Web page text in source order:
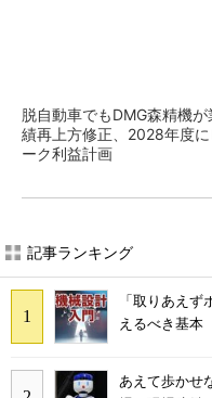
脱自動車でもDMG森精機が
績再上方修正、2028年度
ーク利益計画
記事ランキング
「取りあえ
えるべき基本
あえて歩かせ